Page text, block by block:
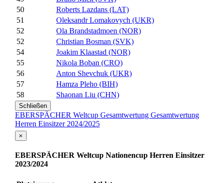
50
Roberts Lazdans (LAT)
51
Oleksandr Lomakovych (UKR)
52
Ola Brandstadmoen (NOR)
52
Christian Bosman (SVK)
54
Joakim Klaastad (NOR)
55
Nikola Boban (CRO)
56
Anton Shevchuk (UKR)
57
Hamza Pleho (BIH)
58
Shaonan Liu (CHN)
Schließen
EBERSPÄCHER Weltcup Gesamtwertung Gesamtwertung
Herren Einsitzer 2024/2025
×
EBERSPÄCHER Weltcup Nationencup Herren Einsitzer
2023/2024